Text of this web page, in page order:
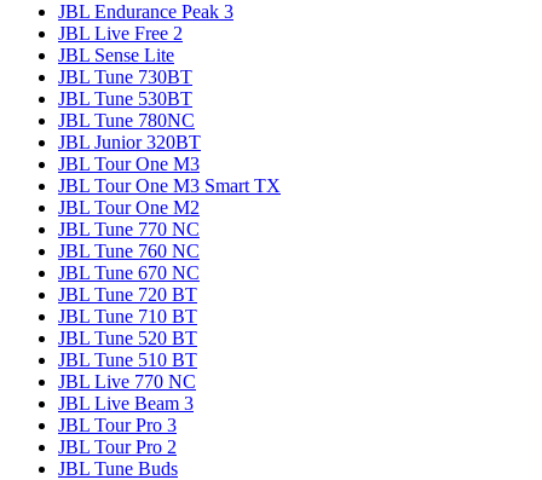
JBL Endurance Peak 3
JBL Live Free 2
JBL Sense Lite
JBL Tune 730BT
JBL Tune 530BT
JBL Tune 780NC
JBL Junior 320BT
JBL Tour One M3
JBL Tour One M3 Smart TX
JBL Tour One M2
JBL Tune 770 NC
JBL Tune 760 NC
JBL Tune 670 NC
JBL Tune 720 BT
JBL Tune 710 BT
JBL Tune 520 BT
JBL Tune 510 BT
JBL Live 770 NC
JBL Live Beam 3
JBL Tour Pro 3
JBL Tour Pro 2
JBL Tune Buds